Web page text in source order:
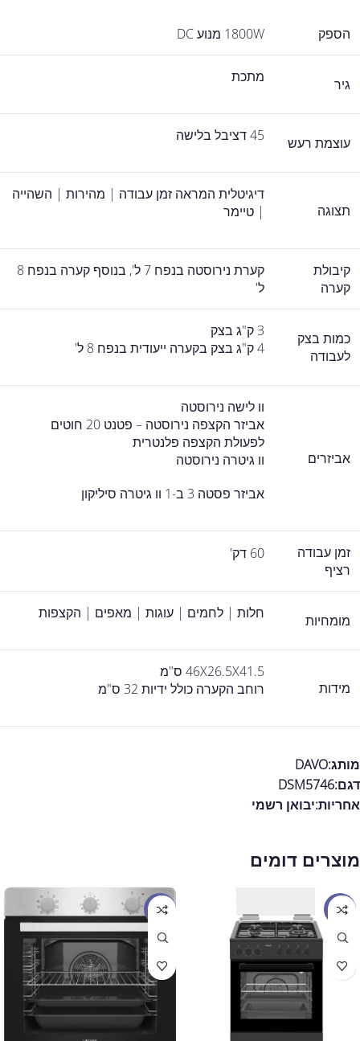
הספק 1800W מנוע DC
גיר מתכת
עוצמת רעש 45 דציבל בלישה
תצוגה
דיגיטלית המראה זמן עבודה | מהירות | השהייה
| טיימר
קיבולת
קערה
קערת נירוסטה בנפח 7 ל', בנוסף קערה בנפח 8
ל'
כמות בצק
לעבודה
3 ק"ג בצק
4 ק"ג בצק בקערה ייעודית בנפח 8 ל'
אביזרים
וו לישה נירוסטה
אביזר הקצפה נירוסטה – פטנט 20 חוטים
לפעולת הקצפה פלנטרית
וו גיטרה נירוסטה
אביזר פסטה 3 ב-1 וו גיטרה סיליקון
זמן עבודה
רציף
60 דק'
מומחיות חלות | לחמים | עוגות | מאפים | הקצפות
מידות
46X26.5X41.5 ס"מ
רוחב הקערה כולל ידיות 32 ס"מ
מותג:DAVO
דגם:DSM5746
אחריות:יבואן רשמי
מוצרים דומים
מבצע מבצע